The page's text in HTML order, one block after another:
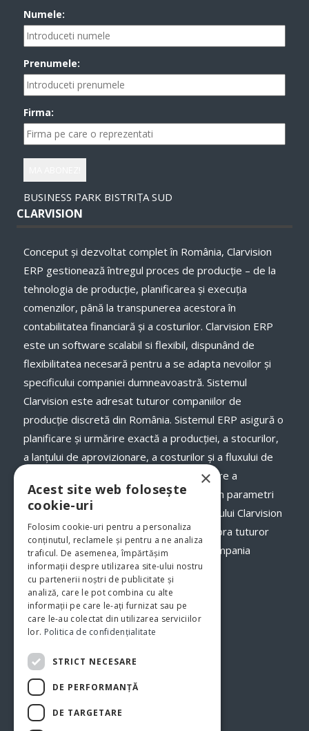
Numele:
Prenumele:
Firma:
BUSINESS PARK BISTRIȚA SUD
CLARVISION
Conceput și dezvoltat complet în România, Clarvision
ERP gestionează întregul proces de producție – de la
tehnologia de producție, planificarea și execuţia
comenzilor, până la transpunerea acestora în
contabilitatea financiară și a costurilor. Clarvision ERP
este un software scalabil si flexibil, dispunând de
flexibilitatea necesară pentru a se adapta nevoilor și
specificului companiei dumneavoastră. Sistemul
Clarvision este adresat tuturor companiilor de
producție discretă din România. Sistemul ERP asigură o
planificare și urmărire exactă a producției, a stocurilor,
a lanţului de aprovizionare, a costurilor și a fluxului de
numerar, a termenelor de livrare și onorare a
comenzilor către clienții dumneavoastră, în parametri
optimi. Odată cu implementarea programului Clarvision
veți avea o imagine clară, în timp real asupra tuturor
proceselor şi fluxurilor de activităţi din compania
dumneavoastră.www.clarvision.ro
Str.Nicolae Titulescu 6, Bistrita
Tel. 0040-744-772139
×
Acest site web folosește
cookie-uri
Folosim cookie-uri pentru a personaliza
conținutul, reclamele și pentru a ne analiza
traficul. De asemenea, împărtășim
informații despre utilizarea site-ului nostru
cu partenerii noștri de publicitate și
analiză, care le pot combina cu alte
informații pe care le-ați furnizat sau pe
care le-au colectat din utilizarea serviciilor
lor. Politica de confidențialitate
STRICT NECESARE
DE PERFORMANȚĂ
DE TARGETARE